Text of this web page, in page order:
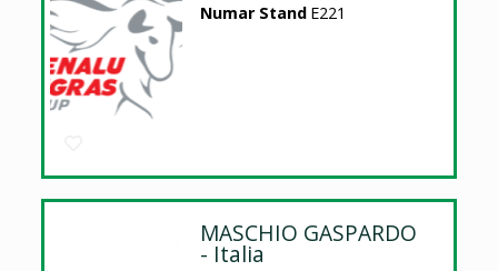
Numar Stand E221
MASCHIO GASPARDO
- Italia